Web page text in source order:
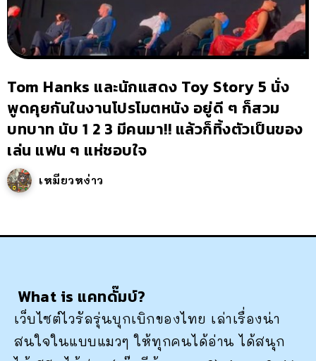
Tom Hanks และนักแสดง Toy Story 5 นั่ง
พูดคุยกันในงานโปรโมตหนัง อยู่ดี ๆ ก็สวม
บทบาท นับ 1 2 3 มีคนมา!! แล้วก็ทิ้งตัวเป็นของ
เล่น แฟน ๆ แห่ชอบใจ
เหมียวหง่าว
What is แคทดั๊มบ์?
เว็บไซต์ไวรัลรุ่นบุกเบิกของไทย เล่าเรื่องน่า
สนใจในแบบแมวๆ ให้ทุกคนได้อ่าน ได้สนุก